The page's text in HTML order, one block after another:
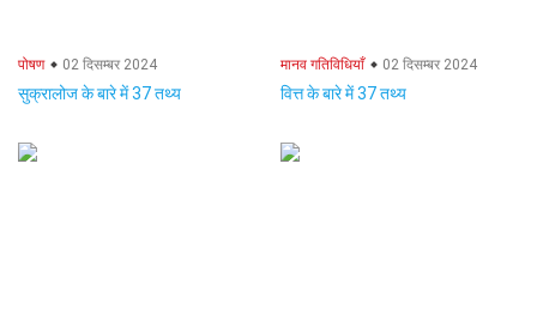
पोषण 02 दिसम्बर 2024
सुक्रालोज के बारे में 37 तथ्य
मानव गतिविधियाँ 02 दिसम्बर 2024
वित्त के बारे में 37 तथ्य